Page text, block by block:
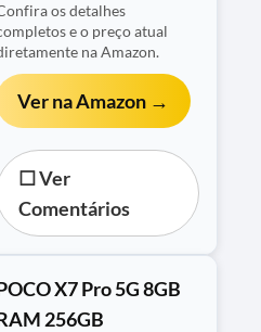
os detalhes
e o preço atual
na Amazon.
Ver na Amazon →
☐ Ver
Comentários
X7 Pro 5G 8GB
256GB